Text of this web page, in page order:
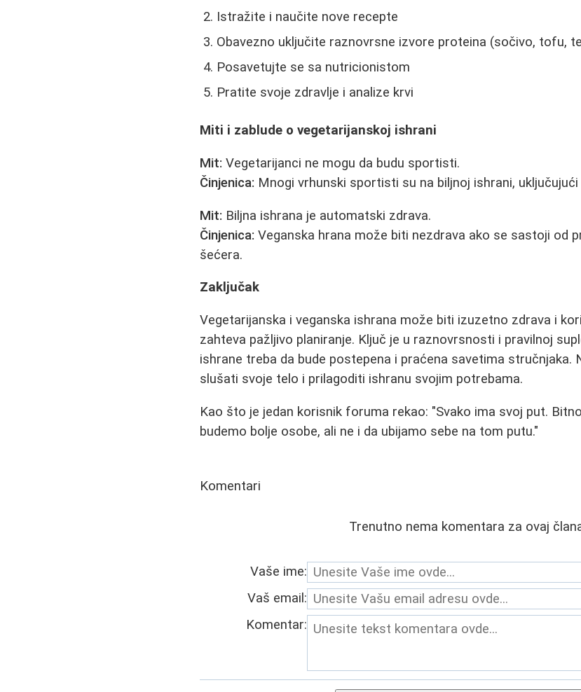
Istražite i naučite nove recepte
Obavezno uključite raznovrsne izvore proteina (sočivo, tofu,
Posavetujte se sa nutricionistom
Pratite svoje zdravlje i analize krvi
Miti i zablude o vegetarijanskoj ishrani
Mit: Vegetarijanci ne mogu da budu sportisti.
Činjenica: Mnogi vrhunski sportisti su na biljnoj ishrani,
Mit: Biljna ishrana je automatski zdrava.
Činjenica: Veganska hrana može biti nezdrava ako se sastoji od
šećera.
Zaključak
Vegetarijanska i veganska ishrana može biti izuzetno zdrava i
zahteva pažljivo planiranje. Ključ je u raznovrsnosti i pravilnoj
ishrane treba da bude postepena i praćena savetima stručnjaka.
slušati svoje telo i prilagoditi ishranu svojim potrebama.
Kao što je jedan korisnik foruma rekao: "Svako ima svoj put.
budemo bolje osobe, ali ne i da ubijamo sebe na tom putu."
Komentari
Trenutno nema komentara za ovaj
Vaše ime:
Vaš email:
Komentar: